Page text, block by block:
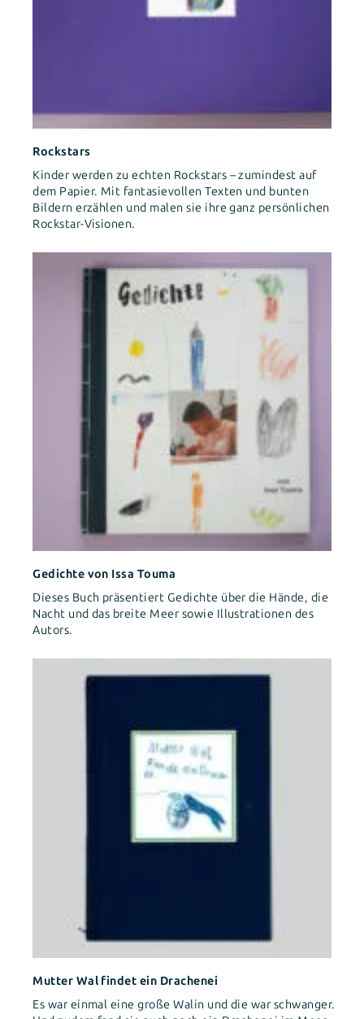
Rockstars
Kinder werden zu echten Rockstars – zumindest auf
dem Papier. Mit fantasievollen Texten und bunten
Bildern erzählen und malen sie ihre ganz persönlichen
Rockstar-Visionen.
Gedichte von Issa Touma
Dieses Buch präsentiert Gedichte über die Hände, die
Nacht und das breite Meer sowie Illustrationen des
Autors.
Mutter Wal findet ein Drachenei
Es war einmal eine große Walin und die war schwanger.